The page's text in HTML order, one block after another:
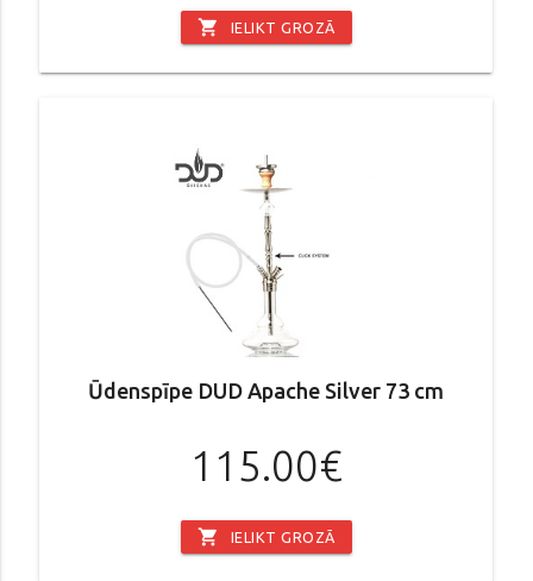
shopping_cart IELIKT GROZĀ
Ūdenspīpe DUD Apache Silver 73 cm
115.00€
shopping_cart IELIKT GROZĀ